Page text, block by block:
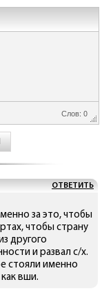
Слов: 0
ОТВЕТИТЬ
за это, чтобы
чтобы страну
другого
и развал с/х.
стояли именно
вши.